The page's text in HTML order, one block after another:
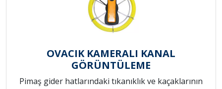
OVACIK KAMERALI KANAL
GÖRÜNTÜLEME
Pimaş gider hatlarındaki tıkanıklık ve kaçaklarının